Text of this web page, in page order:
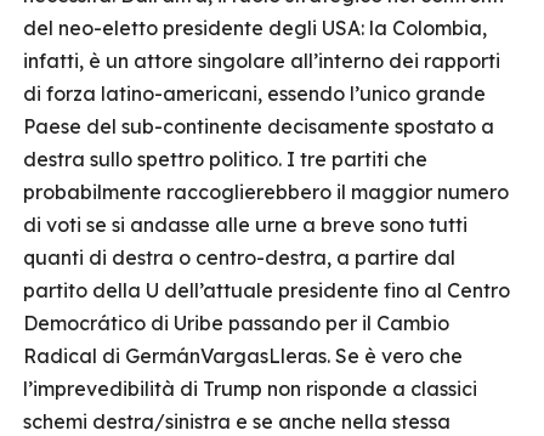
del neo-eletto presidente degli USA: la Colombia,
infatti, è un attore singolare all’interno dei rapporti
di forza latino-americani, essendo l’unico grande
Paese del sub-continente decisamente spostato a
destra sullo spettro politico. I tre partiti che
probabilmente raccoglierebbero il maggior numero
di voti se si andasse alle urne a breve sono tutti
quanti di destra o centro-destra, a partire dal
partito della U dell’attuale presidente fino al Centro
Democrático di Uribe passando per il Cambio
Radical di GermánVargasLleras. Se è vero che
l’imprevedibilità di Trump non risponde a classici
schemi destra/sinistra e se anche nella stessa